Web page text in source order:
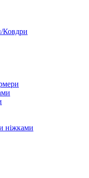
ніжками